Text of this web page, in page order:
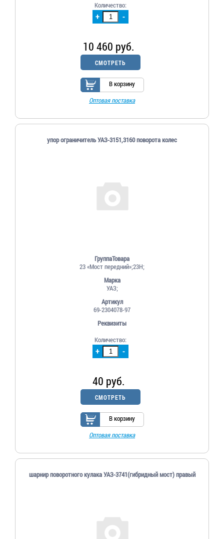
+ -
Количество:
10 460 руб.
СМОТРЕТЬ
В корзину
Оптовая поставка
упор ограничитель УАЗ-3151,3160 поворота колес
ГруппаТовара
23 «Мост передний»;23Н;
Марка
УАЗ;
Артикул
69-2304078-97
Реквизиты
+ -
Количество:
40 руб.
СМОТРЕТЬ
В корзину
Оптовая поставка
шарнир поворотного кулака УАЗ-3741(гибридный мост) правый